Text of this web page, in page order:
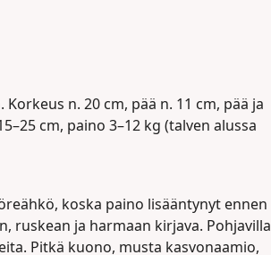
n. 20 cm, pää n. 11 cm, pää ja
cm, paino 3–12 kg (talven alussa
koska paino lisääntynyt ennen
ruskean ja harmaan kirjava. Pohjavilla
Pitkä kuono, musta kasvonaamio,